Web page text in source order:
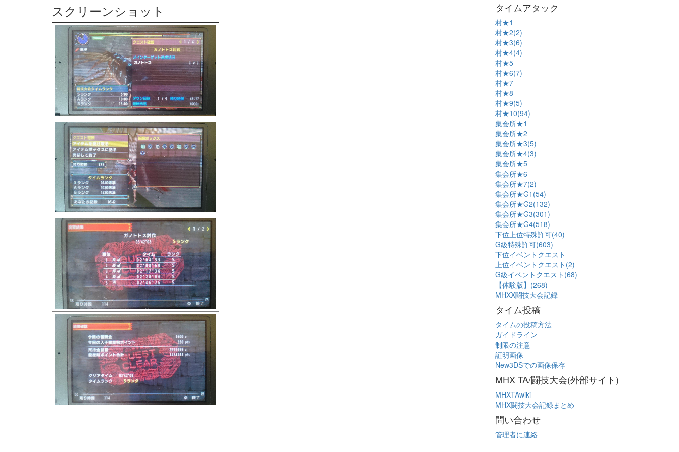
スクリーンショット
タイムアタック
村★1
村★2(2)
村★3(6)
村★4(4)
村★5
村★6(7)
村★7
村★8
村★9(5)
村★10(94)
集会所★1
集会所★2
集会所★3(5)
集会所★4(3)
集会所★5
集会所★6
集会所★7(2)
集会所★G1(54)
集会所★G2(132)
集会所★G3(301)
集会所★G4(518)
下位上位特殊許可(40)
G級特殊許可(603)
下位イベントクエスト
上位イベントクエスト(2)
G級イベントクエスト(68)
【体験版】(268)
MHXX闘技大会記録
タイム投稿
タイムの投稿方法
ガイドライン
制限の注意
証明画像
New3DSでの画像保存
MHX TA/闘技大会(外部サイト)
MHXTAwiki
MHX闘技大会記録まとめ
問い合わせ
管理者に連絡